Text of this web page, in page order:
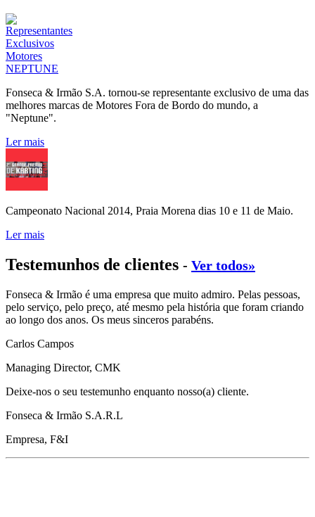
Fonseca & Irmão S.A. tornou-se representante exclusivo de uma das
melhores marcas de Motores Fora de Bordo do mundo, a
"Neptune".
Ler mais
Campeonato Nacional 2014, Praia Morena dias 10 e 11 de Maio.
Ler mais
Testemunhos de clientes - Ver todos»
Fonseca & Irmão é uma empresa que muito admiro. Pelas pessoas,
pelo serviço, pelo preço, até mesmo pela história que foram criando
ao longo dos anos. Os meus sinceros parabéns.
Carlos Campos
Managing Director, CMK
Deixe-nos o seu testemunho enquanto nosso(a) cliente.
Fonseca & Irmão S.A.R.L
Empresa, F&I